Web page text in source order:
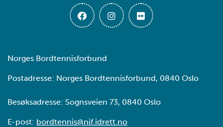
Norges Bordtennisforbund
Postadresse: Norges Bordtennisforbund, 0840 Oslo
Besøksadresse: Sognsveien 73, 0840 Oslo
E-post: bordtennis@nif.idrett.no